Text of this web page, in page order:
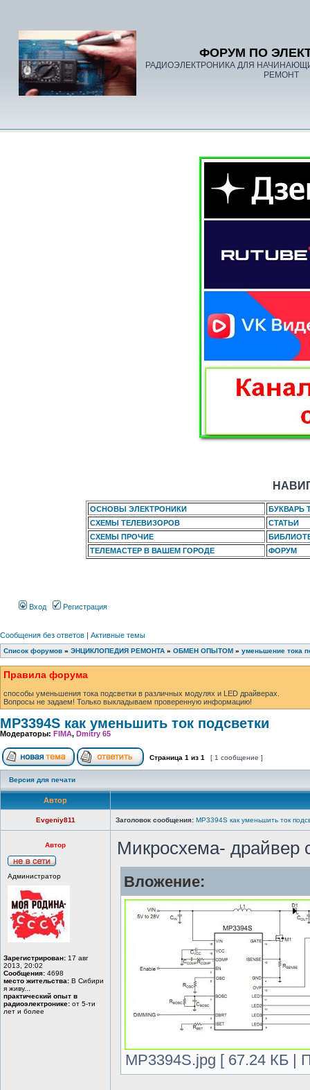
ФОРУМ ПО
РАДИОЭЛЕКТРОНИКА ДЛЯ
РЕМОНТ
ОСНОВЫ ЭЛЕКТРОНИКИ
БУКВАРЬ
СХЕМЫ ТЕЛЕВИЗОРОВ
СТАТЬИ
СХЕМЫ ПРОЧИЕ
ТЕЛЕМАСТЕР В ВАШЕМ ГОРОДЕ
ФОРУМ
Вход Регистрация
Сообщения без ответов | Активные темы
Список форумов » ЭНЦИКЛОПЕДИЯ РЕМОНТА » ОБМЕН ОПЫТОМ » уменьшение тока
Правила форума
способы уменьшения тока подсветки в различных модулях и LED драйверах.
Вопросы не задаем! Только выкладываем проверенную информацию!
MP3394S как уменьшить ток подсветки
Модераторы: FIMA, Dmitry 65
Страница 1 из 1 [ 1 сообщение ]
Версия для печати
Автор
Evgeniy811 Заголовок сообщения: MP3394S как уменьшить ток
Автор
Администратор
Зарегистрирован: 17 авг
2013, 20:02
Сообщения: 4698
место жительства: В Сибири
я живу...
практический опыт в
радиоэлектронике: от 5-ти
лет и более
Микросхема- драйвер
Вложение:
MP3394S.jpg [ 67.24 КБ |